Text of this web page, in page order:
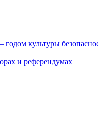
культуры
и референдумах